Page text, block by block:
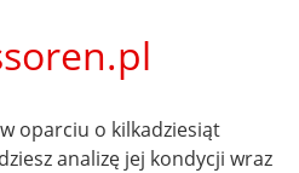
oparciu o kilkadziesiąt
analizę jej kondycji wraz